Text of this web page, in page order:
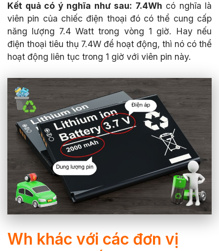
Kết quả có ý nghĩa như sau: 7.4Wh có nghĩa là
viên pin của chiếc điện thoại đó có thể cung cấp
năng lượng 7.4 Watt trong vòng 1 giờ. Hay nếu
điện thoại tiêu thụ 7.4W để hoạt động, thì nó có thể
hoạt động liên tục trong 1 giờ với viên pin này.
Wh khác với các đơn vị